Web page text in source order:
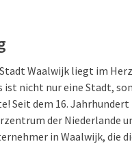
Waalwijk liegt im
ist nicht nur eine Stadt,
Seit dem 16. Jahrhundert
der Niederlande
in Waalwijk, die